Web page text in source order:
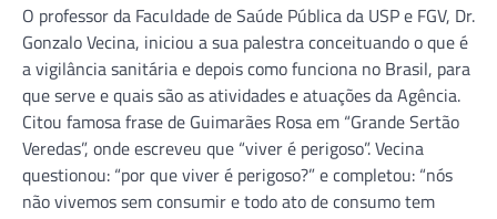
O professor da Faculdade de Saúde Pública da USP e FGV, Dr.
Gonzalo Vecina, iniciou a sua palestra conceituando o que é
a vigilância sanitária e depois como funciona no Brasil, para
que serve e quais são as atividades e atuações da Agência.
Citou famosa frase de Guimarães Rosa em “Grande Sertão
Veredas”, onde escreveu que “viver é perigoso”. Vecina
questionou: “por que viver é perigoso?” e completou: “nós
não vivemos sem consumir e todo ato de consumo tem